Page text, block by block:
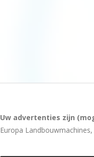
Uw advertenties zijn
Europa